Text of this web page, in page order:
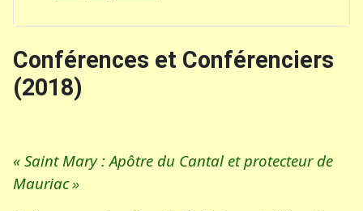
Conférences et Conférenciers
(2018)
« Saint Mary : Apôtre du Cantal et protecteur de
Mauriac»